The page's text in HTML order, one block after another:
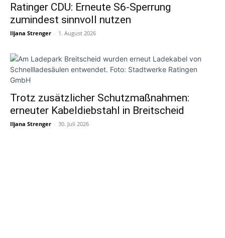
Ratinger CDU: Erneute S6-Sperrung
zumindest sinnvoll nutzen
Iljana Strenger - 1. August 2026
Trotz zusätzlicher Schutzmaßnahmen:
erneuter Kabeldiebstahl in Breitscheid
Iljana Strenger - 30. Juli 2026